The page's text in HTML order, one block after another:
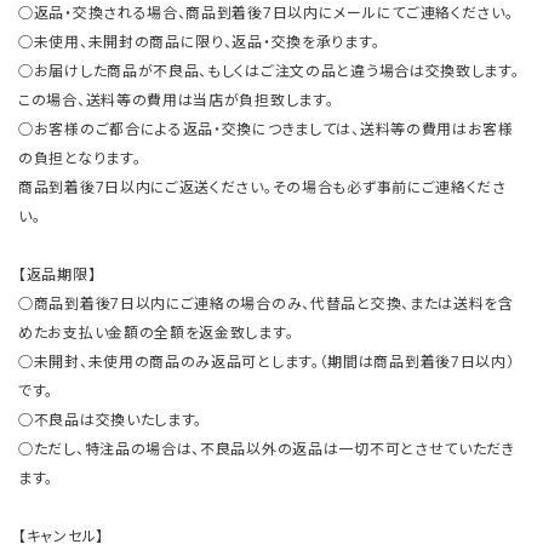
○返品・交換される場合、商品到着後7日以内にメールにてご連絡ください。
○未使用、未開封の商品に限り、返品・交換を承ります。
○お届けした商品が不良品、もしくはご注文の品と違う場合は交換致します。
この場合、送料等の費用は当店が負担致します。
○お客様のご都合による返品・交換につきましては、送料等の費用はお客様
の負担となります。
商品到着後7日以内にご返送ください。その場合も必ず事前にご連絡くださ
い。
【返品期限】
○商品到着後7日以内にご連絡の場合のみ、代替品と交換、または送料を含
めたお支払い金額の全額を返金致します。
○未開封、未使用の商品のみ返品可とします。（期間は商品到着後7日以内）
です。
○不良品は交換いたします。
○ただし、特注品の場合は、不良品以外の返品は一切不可とさせていただき
ます。
【キャンセル】